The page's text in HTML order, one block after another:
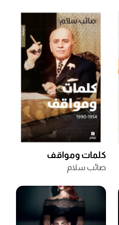
كلمات ومواقف
صائب سلام